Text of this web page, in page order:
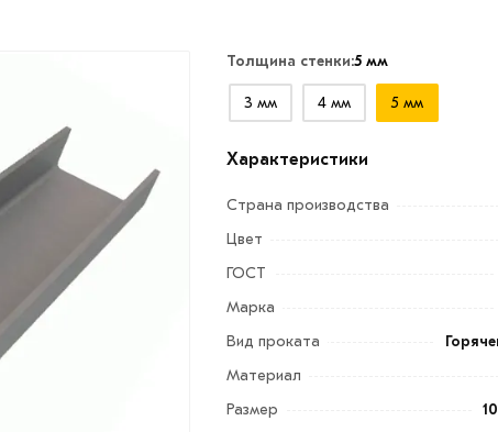
Толщина стенки:5 мм
3 мм 4 мм 5 мм
Характеристики
Страна производства
Цвет
ГОСТ
Марка
Вид проката
Материал
Размер